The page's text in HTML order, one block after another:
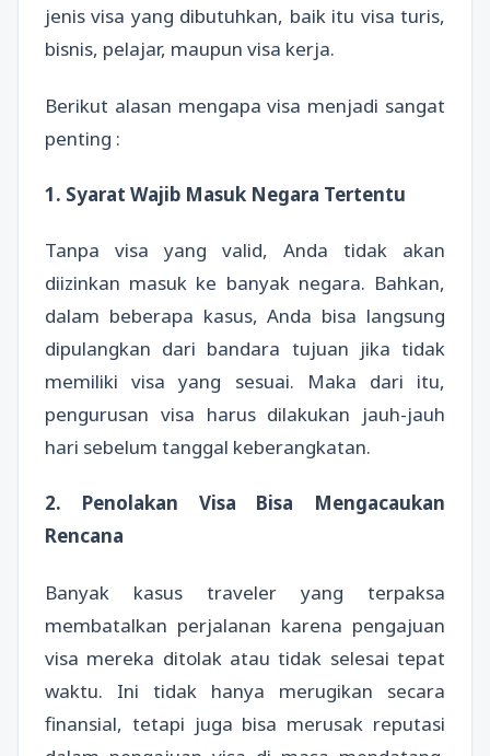
jenis visa yang dibutuhkan, baik itu visa turis,
bisnis, pelajar, maupun visa kerja.
Berikut alasan mengapa visa menjadi sangat
penting :
1. Syarat Wajib Masuk Negara Tertentu
Tanpa visa yang valid, Anda tidak akan
diizinkan masuk ke banyak negara. Bahkan,
dalam beberapa kasus, Anda bisa langsung
dipulangkan dari bandara tujuan jika tidak
memiliki visa yang sesuai. Maka dari itu,
pengurusan visa harus dilakukan jauh-jauh
hari sebelum tanggal keberangkatan.
2. Penolakan Visa Bisa Mengacaukan
Rencana
Banyak kasus traveler yang terpaksa
membatalkan perjalanan karena pengajuan
visa mereka ditolak atau tidak selesai tepat
waktu. Ini tidak hanya merugikan secara
finansial, tetapi juga bisa merusak reputasi